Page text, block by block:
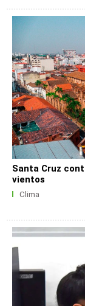
Santa Cruz
vientos
Clima